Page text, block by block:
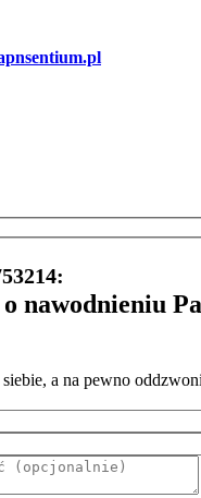
nawodnieniu
a na pewno